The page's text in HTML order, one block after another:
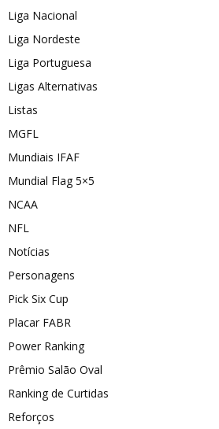
Liga Nacional
Liga Nordeste
Liga Portuguesa
Ligas Alternativas
Listas
MGFL
Mundiais IFAF
Mundial Flag 5×5
NCAA
NFL
Notícias
Personagens
Pick Six Cup
Placar FABR
Power Ranking
Prêmio Salão Oval
Ranking de Curtidas
Reforços